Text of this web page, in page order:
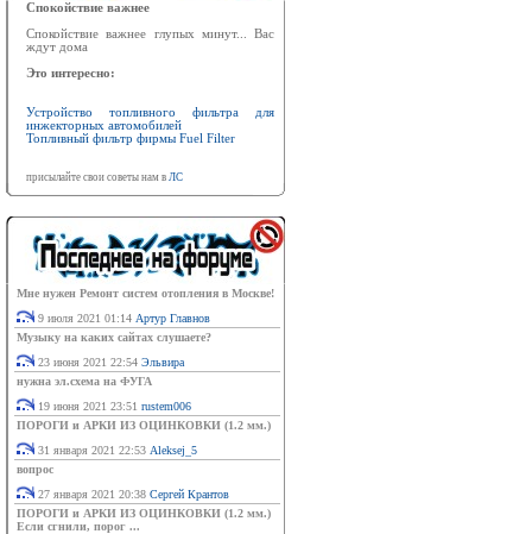
Спокойствие важнее
Спокойствие важнее глупых минут... Вас
ждут дома
Это интересно:
Устройство топливного фильтра для
инжекторных автомобилей
Топливный фильтр фирмы Fuel Filter
присылайте свои советы нам в ЛС
Мне нужен Ремонт систем отопления в Москве!
9 июля 2021 01:14 Артур Главнов
Музыку на каких сайтах слушаете?
23 июня 2021 22:54 Эльвира
нужна эл.схема на ФУГА
19 июня 2021 23:51 rustem006
ПОРОГИ и АРКИ ИЗ ОЦИНКОВКИ (1.2 мм.)
31 января 2021 22:53 Aleksej_5
вопрос
27 января 2021 20:38 Сергей Крантов
ПОРОГИ и АРКИ ИЗ ОЦИНКОВКИ (1.2 мм.)
Если сгнили, порог ...